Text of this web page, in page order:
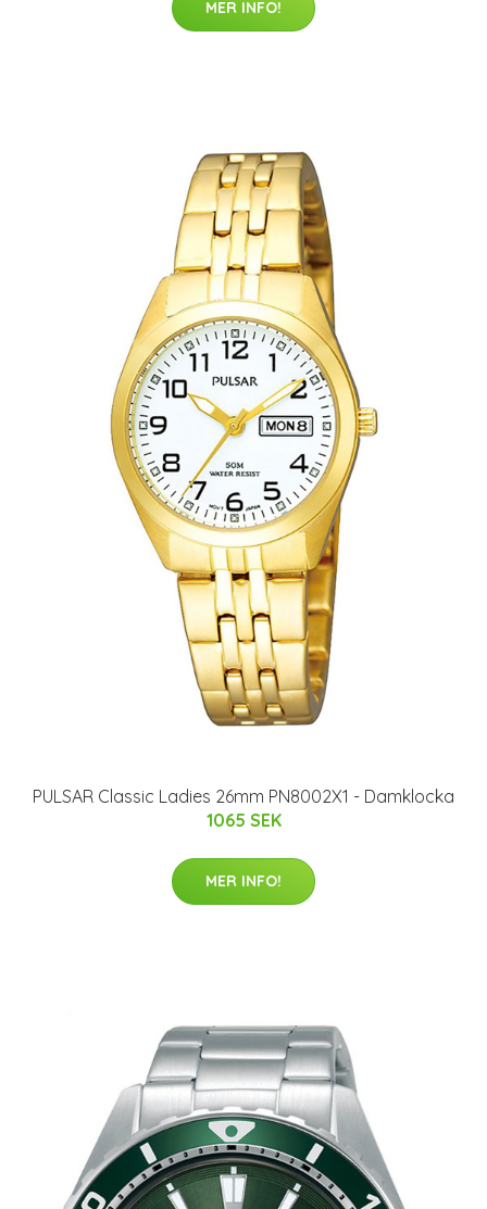
MER INFO!
PULSAR Classic Ladies 26mm PN8002X1 - Damklocka
1065 SEK
MER INFO!